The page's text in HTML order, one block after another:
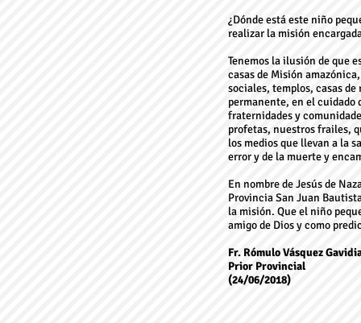
¿Dónde está este niño
realizar la misión
Tenemos la ilusión de que
casas de Misión
sociales, templos, casas
permanente, en el cuidado
fraternidades y
profetas, nuestros frailes,
los medios que llevan a la
error y de la muerte y
En nombre de Jesús de
Provincia San Juan
la misión. Que el niño
amigo de Dios y como
Fr. Rómulo Vásquez
Prior Provincial
(24/06/2018)